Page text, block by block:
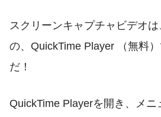
スクリーンキャプチャビデオ
の、QuickTime Player （無料
だ！
QuickTime Playerを開き、メニ